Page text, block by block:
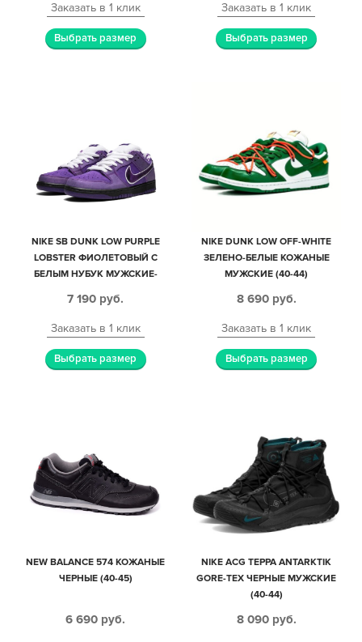
Заказать в 1 клик
Выбрать размер
Заказать в 1 клик
Выбрать размер
NIKE SB DUNK LOW PURPLE
LOBSTER ФИОЛЕТОВЫЙ С
БЕЛЫМ НУБУК МУЖСКИЕ-
7 190 руб.
Заказать в 1 клик
Выбрать размер
NIKE DUNK LOW OFF-WHITE
ЗЕЛЕНО-БЕЛЫЕ КОЖАНЫЕ
МУЖСКИЕ (40-44)
8 690 руб.
Заказать в 1 клик
Выбрать размер
NEW BALANCE 574 КОЖАНЫЕ
ЧЕРНЫЕ (40-45)
6 690 руб.
NIKE ACG ТЕРРА ANTARKTIK
GORE-TEX ЧЕРНЫЕ МУЖСКИЕ
(40-44)
8 090 руб.